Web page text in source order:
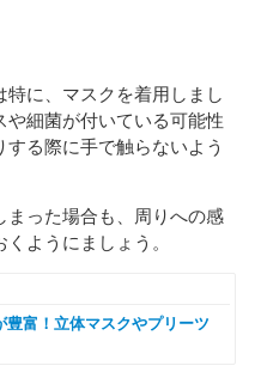
特に、マスクを着用しまし
や細菌が付いている可能性
る際に手で触らないよう
まった場合も、周りへの感
ようにましょう。
富！立体マスクやプリーツ